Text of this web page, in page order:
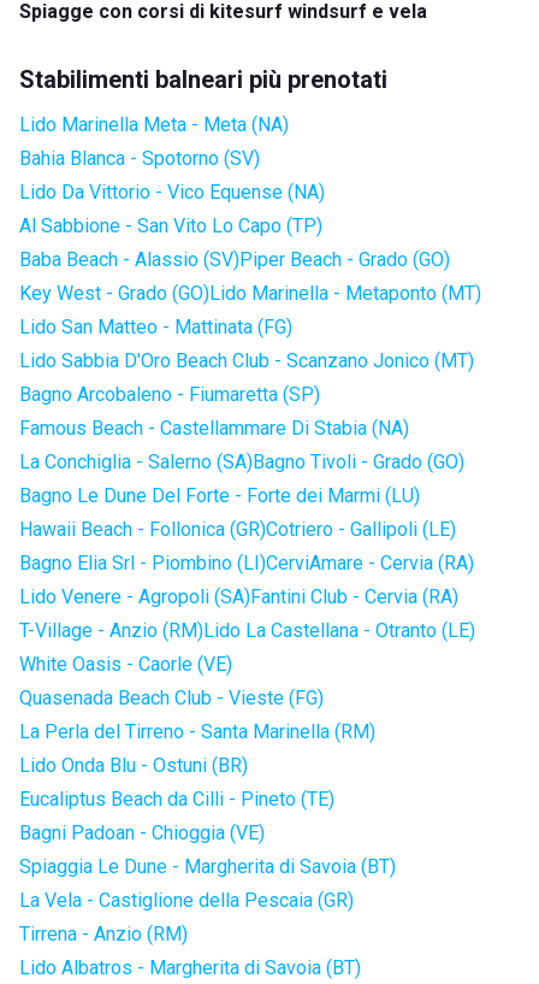
Spiagge con corsi di kitesurf windsurf e vela
Stabilimenti balneari più prenotati
Lido Marinella Meta - Meta (NA)
Bahia Blanca - Spotorno (SV)
Lido Da Vittorio - Vico Equense (NA)
Al Sabbione - San Vito Lo Capo (TP)
Baba Beach - Alassio (SV)Piper Beach - Grado (GO)
Key West - Grado (GO)Lido Marinella - Metaponto (MT)
Lido San Matteo - Mattinata (FG)
Lido Sabbia D'Oro Beach Club - Scanzano Jonico (MT)
Bagno Arcobaleno - Fiumaretta (SP)
Famous Beach - Castellammare Di Stabia (NA)
La Conchiglia - Salerno (SA)Bagno Tivoli - Grado (GO)
Bagno Le Dune Del Forte - Forte dei Marmi (LU)
Hawaii Beach - Follonica (GR)Cotriero - Gallipoli (LE)
Bagno Elia Srl - Piombino (LI)CerviAmare - Cervia (RA)
Lido Venere - Agropoli (SA)Fantini Club - Cervia (RA)
T-Village - Anzio (RM)Lido La Castellana - Otranto (LE)
White Oasis - Caorle (VE)
Quasenada Beach Club - Vieste (FG)
La Perla del Tirreno - Santa Marinella (RM)
Lido Onda Blu - Ostuni (BR)
Eucaliptus Beach da Cilli - Pineto (TE)
Bagni Padoan - Chioggia (VE)
Spiaggia Le Dune - Margherita di Savoia (BT)
La Vela - Castiglione della Pescaia (GR)
Tirrena - Anzio (RM)
Lido Albatros - Margherita di Savoia (BT)